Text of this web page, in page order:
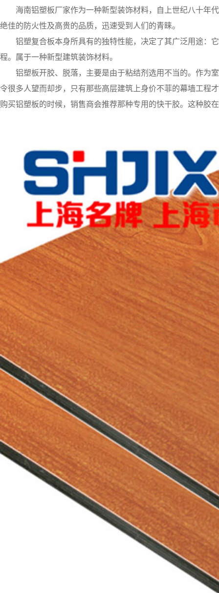
海南铝塑板厂家作为一种新型装饰材料，自上世纪八十年
绝佳的防火性及高贵的品质，迅速受到人们的青睐。
铝塑复合板本身所具有的独特性能，决定了其广泛用途：
程。属于一种新型建筑装饰材料。
铝塑板开胶、脱落，主要是由于粘结剂选用不当的。作为
令很多人望而却步，只有那些高层建筑上身价不菲的幕墙工程
购买铝塑板的时候，销售商会推荐那种专用的快干胶。这种胶